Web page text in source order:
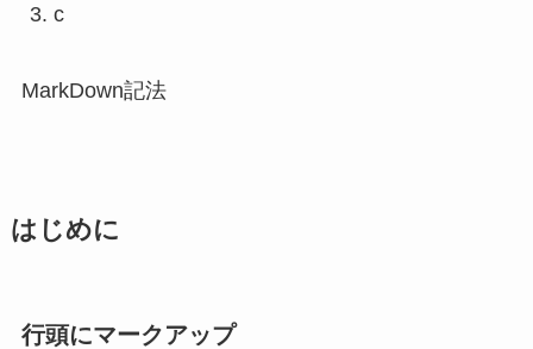
c
MarkDown記法
はじめに
行頭にマークアップ